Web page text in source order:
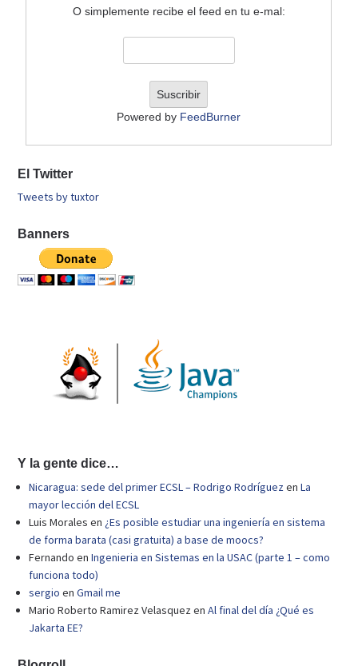
O simplemente recibe el feed en tu e-mal:
Powered by FeedBurner
El Twitter
Tweets by tuxtor
Banners
Y la gente dice…
Nicaragua: sede del primer ECSL – Rodrigo RodríguezenLa
mayor lección del ECSL
Luis Morales en ¿Es posible estudiar una ingeniería en sistema
de forma barata (casi gratuita) a base de moocs?
Fernando enIngenieria en Sistemas en la USAC (parte 1 – como
funciona todo)
sergio enGmail me
Mario Roberto Ramirez VelasquezenAl final del día ¿Qué es
Jakarta EE?